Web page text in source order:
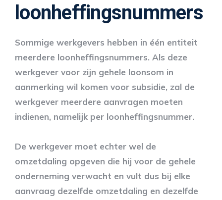
loonheffingsnummers
Sommige werkgevers hebben in één entiteit
meerdere loonheffingsnummers. Als deze
werkgever voor zijn gehele loonsom in
aanmerking wil komen voor subsidie, zal de
werkgever meerdere aanvragen moeten
indienen, namelijk per loonheffingsnummer.
De werkgever moet echter wel de
omzetdaling opgeven die hij voor de gehele
onderneming verwacht en vult dus bij elke
aanvraag dezelfde omzetdaling en dezelfde